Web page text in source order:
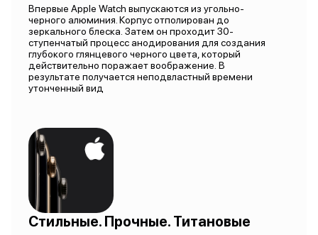
Впервые Apple Watch выпускаются из угольно-
черного алюминия. Корпус отполирован до
зеркального блеска. Затем он проходит 30-
ступенчатый процесс анодирования для создания
глубокого глянцевого черного цвета, который
действительно поражает воображение. В
результате получается неподвластный времени
утонченный вид
Стильные. Прочные. Титановые